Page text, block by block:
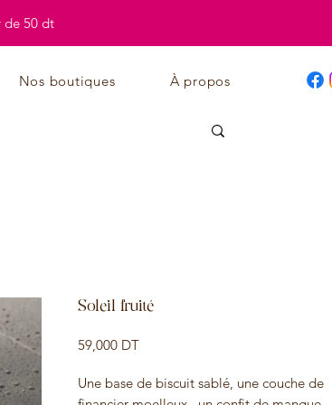
de 50 dt
Nos boutiques À propos
Soleil fruité
59,000 DTPrix
Une base de biscuit sablé, une couche de